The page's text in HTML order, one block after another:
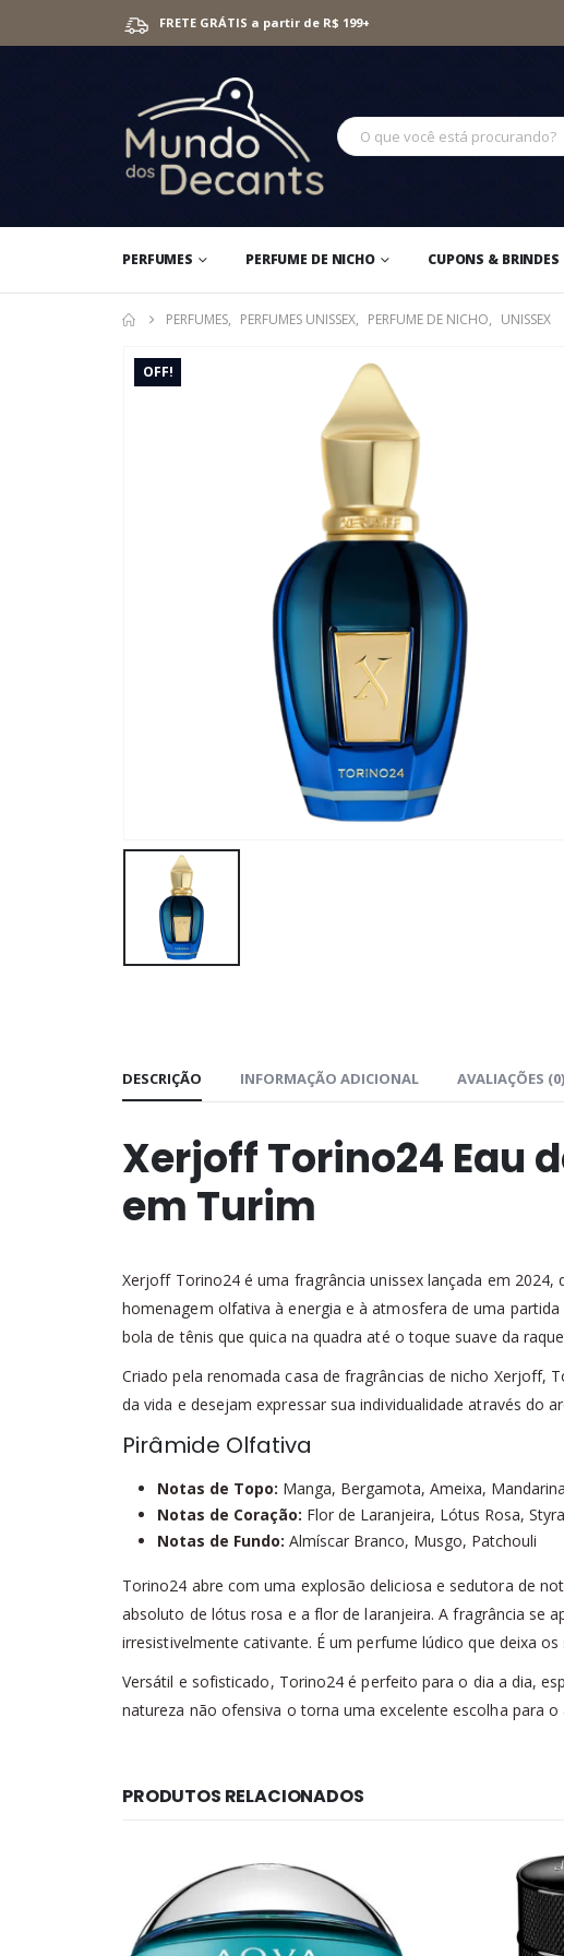
FRETE GRÁTIS a partir de R$ 199+
PERFUMES PERFUME DE NICHO CUPONS & BRINDES
PERFUMES, PERFUMES UNISSEX, PERFUME DE NICHO, UNISSEX
OFF!
DESCRIÇÃO INFORMAÇÃO ADICIONAL AVALIAÇÕES (0)
Xerjoff Torino24 Eau
em Turim
Xerjoff Torino24 é uma fragrância unissex lançada em
homenagem olfativa à energia e à atmosfera de uma
bola de tênis que quica na quadra até o toque suave da
Criado pela renomada casa de fragrâncias de nicho Xerjoff,
da vida e desejam expressar sua individualidade através do
Pirâmide Olfativa
Notas de Topo: Manga, Bergamota, Ameixa, Mandarina
Notas de Coração: Flor de Laranjeira, Lótus Rosa,
Notas de Fundo: Almíscar Branco, Musgo, Patchouli
Torino24 abre com uma explosão deliciosa e sedutora de
absoluto de lótus rosa e a flor de laranjeira. A fragrância se
irresistivelmente cativante. É um perfume lúdico que deixa
Versátil e sofisticado, Torino24 é perfeito para o dia a dia,
natureza não ofensiva o torna uma excelente escolha para
PRODUTOS RELACIONADOS